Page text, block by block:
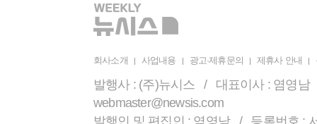
회사소개 사업내용 광고·제휴문의 제휴사 안내
발행사 : (주)뉴시스 / 대표이사 : 염영
webmaster@newsis.com
발행인 및 편집인 : 염영남 / 등록번호 :